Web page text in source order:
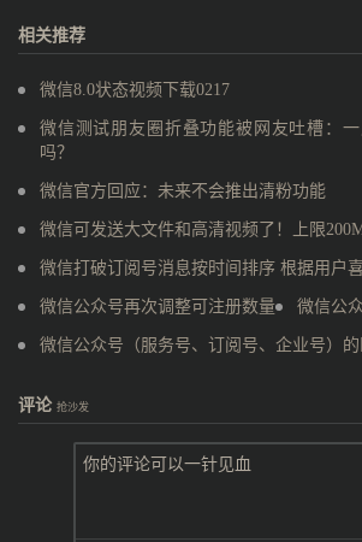
相关推荐
微信8.0状态视频下载0217
微信测试朋友圈折叠功能被网友吐槽：
吗？
微信官方回应：未来不会推出清粉功能
微信可发送大文件和高清视频了！上限
微信打破订阅号消息按时间排序 根据用户
微信公众号再次调整可注册数量 微信公
微信公众号（服务号、订阅号、企业号）的
评论 抢沙发